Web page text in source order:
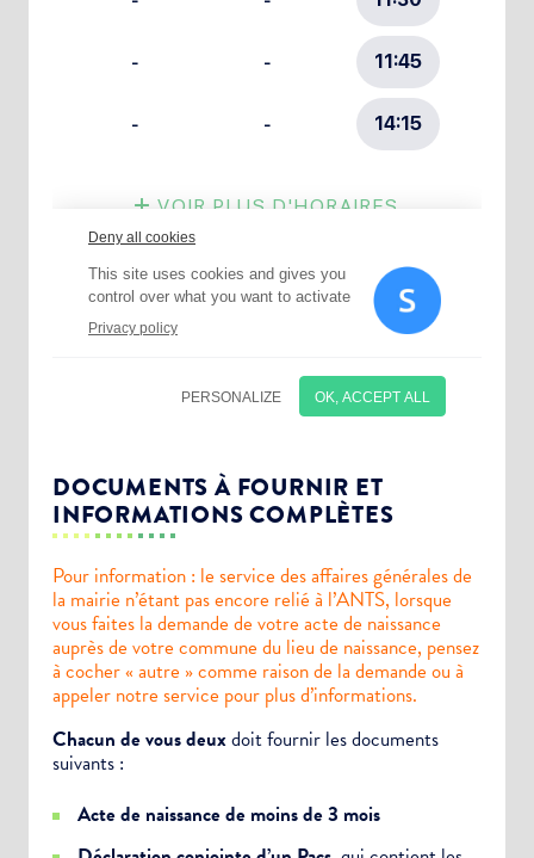
DOCUMENTS À FOURNIR ET
INFORMATIONS COMPLÈTES
Pour information : le service des affaires générales de
la mairie n’étant pas encore relié à l’ANTS, lorsque
vous faites la demande de votre acte de naissance
auprès de votre commune du lieu de naissance, pensez
à cocher « autre » comme raison de la demande ou à
appeler notre service pour plus d’informations.
Chacun de vous deuxdoit fournir les documents
suivants :
Acte de naissance de moins de 3 mois
Choisissez votre abonnement :
Newsletter Culture
Newsletter Sport et Vie associative